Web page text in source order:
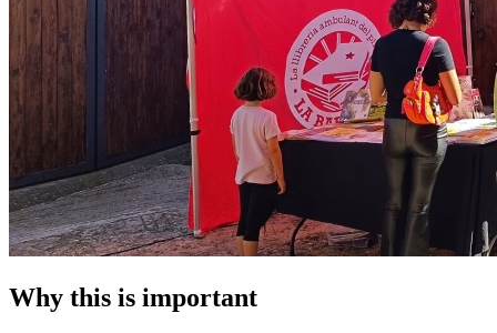
Why this is important